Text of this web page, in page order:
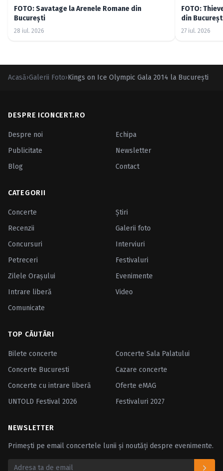
FOTO: Savatage la Arenele Romane din
București
28 iul. 2026
FOTO:
din
27 iul. 2026
Acasă›Galerii Foto›Kings on Ice Olympic Gala 2014 la Bucureşti
DESPRE ICONCERT.RO
Despre noi
Echipa
Publicitate
Newsletter
Blog
Contact
CATEGORII
Concerte
Ştiri
Recenzii
Galerii foto
Concursuri
Interviuri
Petreceri
Festivaluri
Zilele Oraşului
Evenimente
Intrare liberă
Video
Comunicate
TOP CĂUTĂRI
Bilete concerte
Concerte Sala Palatului
Concerte Bucuresti
Cazare concerte
Concerte cu intrare liberă
Oferte eMAG
UNTOLD Festival 2026
Festivaluri 2027
NEWSLETTER
Primești pe email concertele lunii și noutăți despre evenimente.